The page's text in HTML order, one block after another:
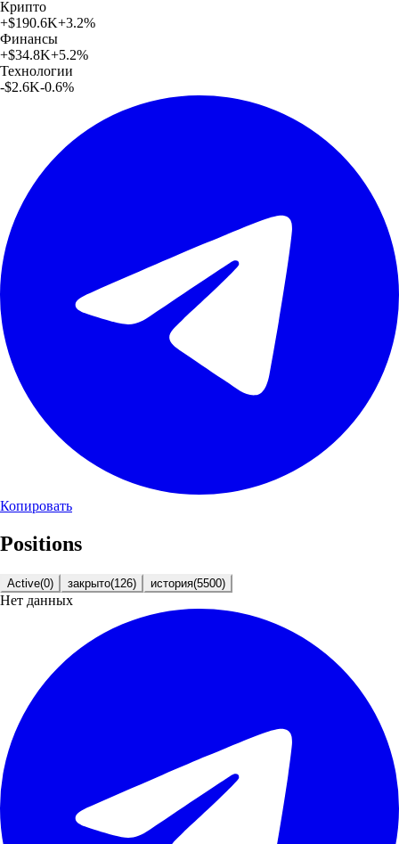
Крипто
+$190.6K+3.2%
Финансы
+$34.8K+5.2%
Технологии
-$2.6K-0.6%
Копировать
Positions
Active(0) закрыто(126) история(5500)
Нет данных